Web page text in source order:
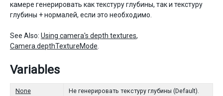
камере генерировать как текстуру глубины, так и текстуру
глубины + нормалей, если это необходимо.
See Also: Using camera's depth textures,
Camera.depthTextureMode
Variables
None Не генерировать текстуру глубины (Default).